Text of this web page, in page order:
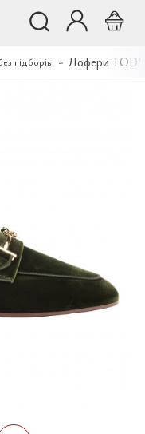
підборів Лофери